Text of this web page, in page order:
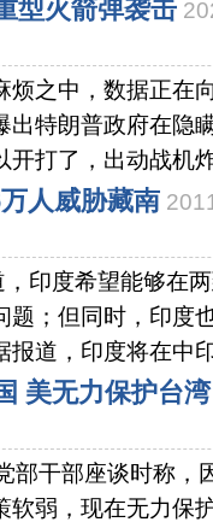
型火箭弹袭击
烦之中，数据正在
出特朗普政府在隐
开打了，出动战机
人威胁藏南
印度希望能够在
题；但同时，印度
报道，印度将在中
美无力保护台湾
部干部座谈时称，
软弱，现在无力保